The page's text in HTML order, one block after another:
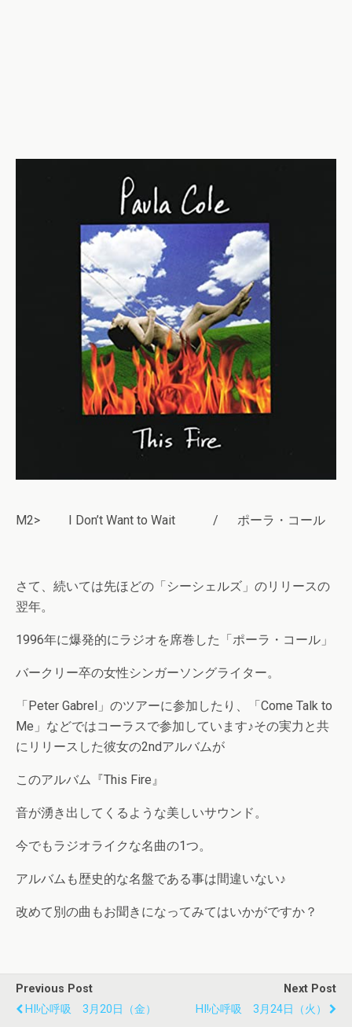
M2> I Don’t Want to Wait / ポーラ・コール
さて、続いては先ほどの「シーシェルズ」のリリースの
翌年。
1996年に爆発的にラジオを席巻した「ポーラ・コール」
バークリー卒の女性シンガーソングライター。
「Peter Gabrel」のツアーに参加したり、「Come Talk to
Me」などではコーラスで参加しています♪その実力と共
にリリースした彼女の2ndアルバムが
このアルバム『This Fire』
音が湧き出してくるような美しいサウンド。
今でもラジオライクな名曲の1つ。
アルバムも歴史的な名盤である事は間違いない♪
改めて別の曲もお聞きになってみてはいかがですか？
Previous Post
HI!心呼吸 3月20日（金）
Next Post
HI!心呼吸 3月24日（火）